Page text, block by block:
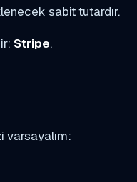
sabit tutardır.
Stripe.
varsayalım: